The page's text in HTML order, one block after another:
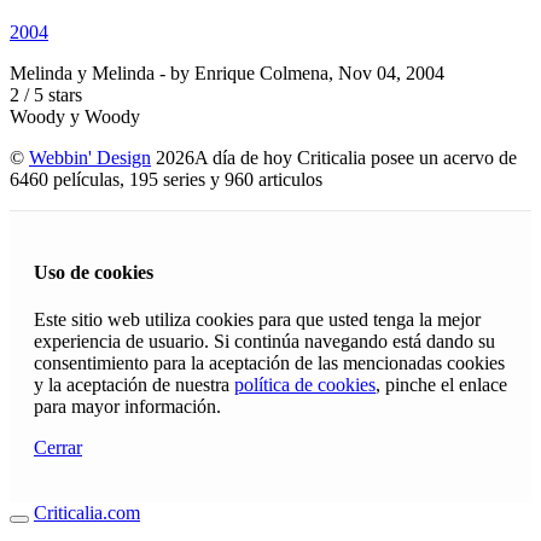
2004
Melinda y Melinda - by Enrique Colmena, Nov 04, 2004
2 / 5 stars
Woody y Woody
© Webbin' Design 2026A día de hoy Criticalia posee un acervo de
6460 películas, 195 series y 960 articulos
Uso de cookies
Este sitio web utiliza cookies para que usted tenga la mejor
experiencia de usuario. Si continúa navegando está dando su
consentimiento para la aceptación de las mencionadas cookies
y la aceptación de nuestra política de cookies, pinche el enlace
para mayor información.
Cerrar
Criticalia.com